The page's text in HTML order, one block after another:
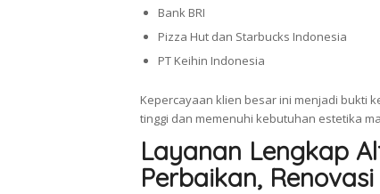
Bank BRI
Pizza Hut dan Starbucks Indonesia
PT Keihin Indonesia
Kepercayaan klien besar ini menjadi bukti
tinggi dan memenuhi kebutuhan estetika
Layanan Lengkap
Perbaikan, Renovasi